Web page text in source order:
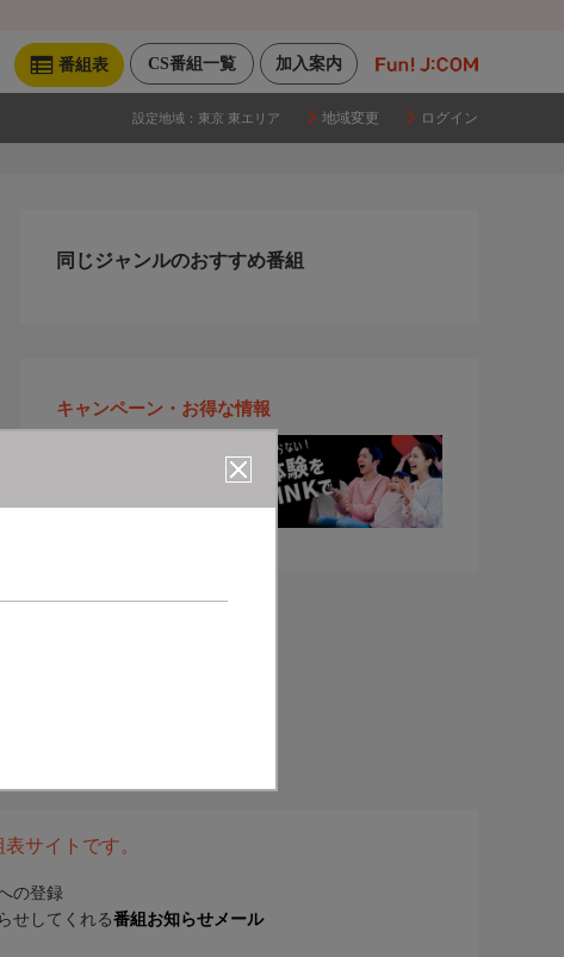
加入案内
CS番組一覧
番組表
設定地域： 東京 東エリア 地域変更 ログイン
同じジャンルのおすすめ番組
キャンペーン・お得な情報
サイトです。
の登録
せしてくれる番組お知らせメール